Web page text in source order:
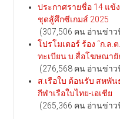
ประกาศรายชื่อ 14 แ
ชุดสู้ศึกซีเกมส์ 2025
(307,506 คน อ่านข่า
โปรโมเตอร์ ร้อง “ก.ล.
ทะเบียน บ.สื่อโฆษณา
(276,568 คน อ่านข่า
ส.เรือใบ ต้อนรับ สหพั
กีฬาเรือใบไทย-เอเชีย
(265,366 คน อ่านข่า